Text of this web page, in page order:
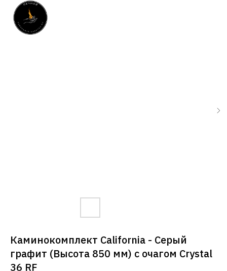
Каминокомплект California - Серый
графит (Высота 850 мм) с очагом Crystal
36 RF